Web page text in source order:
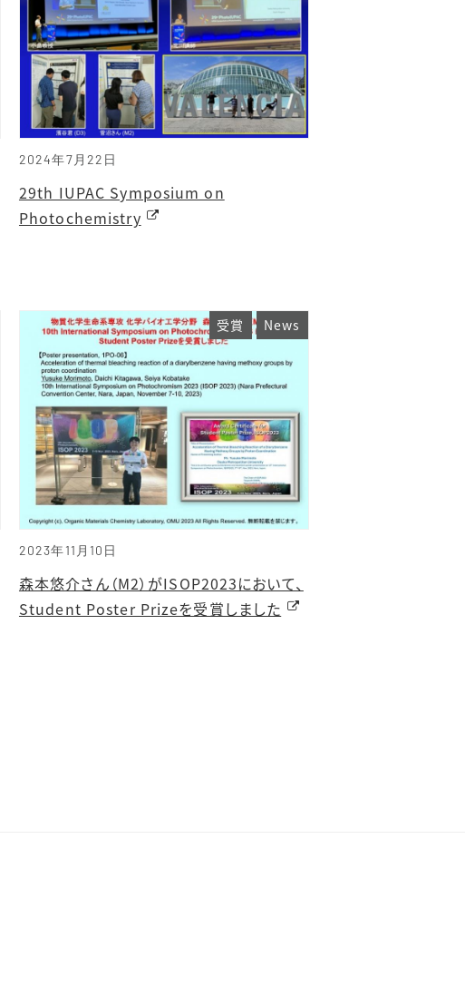
2024年7月22日
29th IUPAC Symposium on
Photochemistry
2023年11月10日
受賞 News
森本悠介さん（M2）がISOP2023において、
Student Poster Prizeを受賞しました